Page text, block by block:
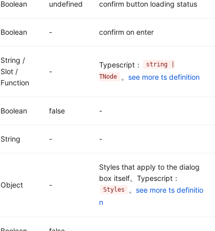
Boolean undefined confirm button loading status
Boolean - confirm on enter
String /
Slot /
Function
-
Typescript：
string |
TNode
。 see more ts definition
Boolean false -
String - -
Object -
Styles that apply to the dialog
box itself。Typescript：
Styles 。 see more ts definitio
n